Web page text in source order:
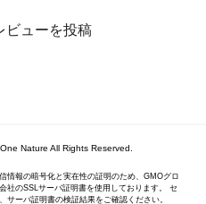
ビューを投稿
Nature All Rights Reserved.
情報の暗号化と実在性の証明のため、GMOグロ
社のSSLサーバ証明書を使用しております。 セ
サーバ証明書の検証結果をご確認ください。